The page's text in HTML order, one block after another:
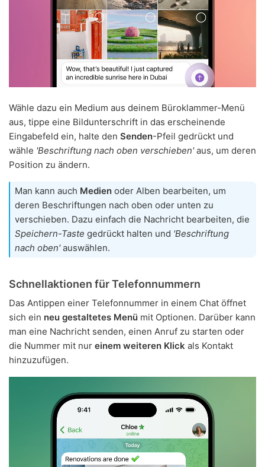
Wähle dazu ein Medium aus deinem Büroklammer-Menü
aus, tippe eine Bildunterschrift in das erscheinende
Eingabefeld ein, halte den Senden-Pfeil gedrückt und
wähle 'Beschriftung nach oben verschieben'aus, um deren
Position zu ändern.
Man kann auch Medien oder Alben bearbeiten, um
deren Beschriftungen nach oben oder unten zu
verschieben. Dazu einfach die Nachricht bearbeiten, die
Speichern-Taste gedrückt halten und 'Beschriftung
nach oben'auswählen.
Schnellaktionen für Telefonnummern
Das Antippen einer Telefonnummer in einem Chat öffnet
sich ein neu gestaltetes Menü mit Optionen. Darüber kann
man eine Nachricht senden, einen Anruf zu starten oder
die Nummer mit nur einem weiteren Klick als Kontakt
hinzuzufügen.